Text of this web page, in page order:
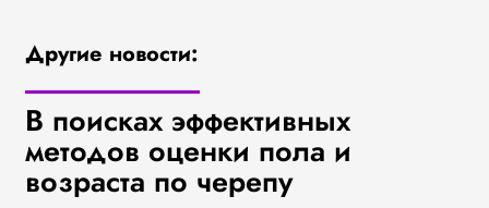
Другие новости:
В поисках эффективных
методов оценки пола и
возраста по черепу